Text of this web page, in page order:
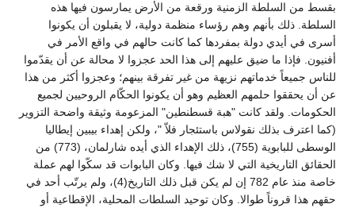
بقسط من السلطة الزمنية ورقعة من الأرض يمارسون فيها هذه
السلطة. ذلك بأنهم وهم رؤساء منظمة دولية، لا يقبلون أن يكونوا
أسرى في أيدي دولة بمفردها كما كانت حالهم في واقع الأمر في
أفنيون. فإذا ما ضيق عليهم إلى هذا الحد عجزوا لا محالة عن أن يقدّموا
للناس جميعاً خدماتهم نزيهة من غير تفرقة بينهم؛ وعجزوا أكثر من هذا
عن أن يحققوا حلمهم العظيم وهو أن يكونوا الحكّام الروحيين لجميع
الحكومات. ولقد كانت "هبة قسطنطين" المزعومة وثيقة واضحة التزوير
(كما اعترف بذلك نقولاس باستئجار فلاّ "، ولكن إهداء بيبين إيطاليا
الوسطى للبابوية (755)، ذلك الإهداء الذي أيده شارلمان، (773) من
الحقائق التاريخية التي لا شك فيها. وكان البابوات قد سكّوا لهم عملة
خاصة منذ عام 782 إن لم يكن قبل ذلك التاريخ(4)، ولم يرتّب أحد في
حقهم هذا قروناً طوالا. وكان توحيد السلطات المحلية، الإقطاعية أو